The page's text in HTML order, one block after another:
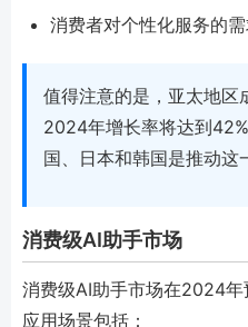
消费者对个性化服务的
值得注意的是，亚太地区
2024年增长率将达到
国、日本和韩国是推动这
消费级AI助手市场
消费级AI助手市场在2024
应用场景包括：